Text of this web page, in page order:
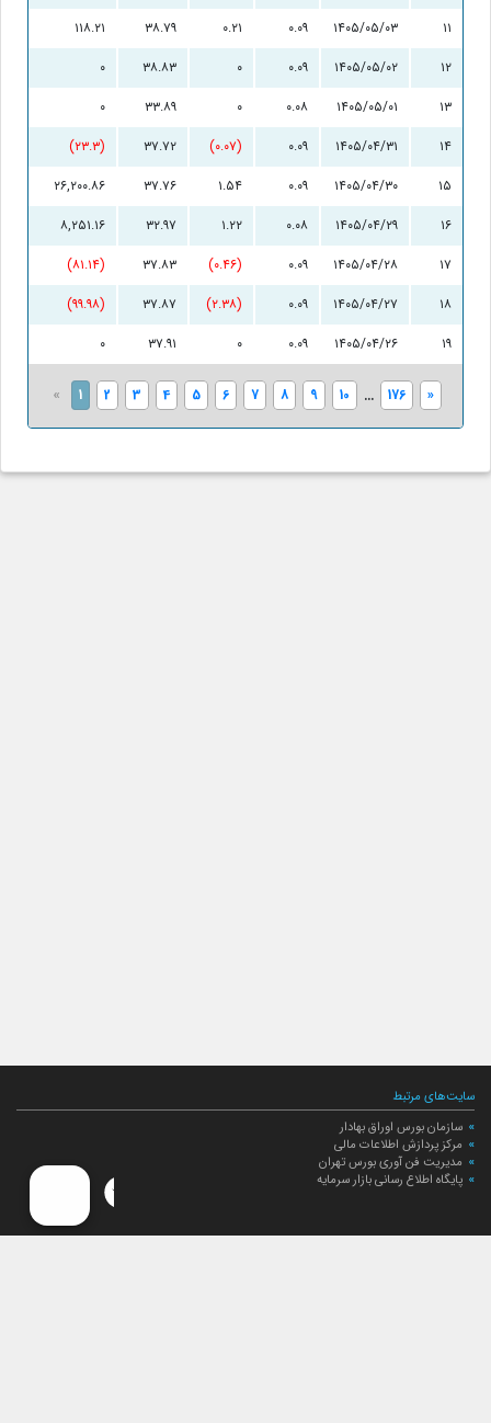
۱۱
۱۴۰۵/۰۵/۰۳ ۰.۰۹ ۰.۲۱ ۳۸.۷۹
۱۱۸.۲۱
۱۲
۱۴۰۵/۰۵/۰۲ ۰.۰۹ ۰ ۳۸.۸۳
۰
۱۳
۱۴۰۵/۰۵/۰۱ ۰.۰۸ ۰ ۳۳.۸۹
۰
۱۴
۱۴۰۵/۰۴/۳۱ ۰.۰۹ (۰.۰۷) ۳۷.۷۲
(۲۳.۳)
۱۵
۱۴۰۵/۰۴/۳۰ ۰.۰۹ ۱.۵۴ ۳۷.۷۶
۲۶,۲۰۰.۸۶
۱۶
۱۴۰۵/۰۴/۲۹ ۰.۰۸ ۱.۲۲ ۳۲.۹۷
۸,۲۵۱.۱۶
۱۷
۱۴۰۵/۰۴/۲۸ ۰.۰۹ (۰.۴۶) ۳۷.۸۳
(۸۱.۱۴)
۱۸
۱۴۰۵/۰۴/۲۷ ۰.۰۹ (۲.۳۸) ۳۷.۸۷
(۹۹.۹۸)
۱۹
۱۴۰۵/۰۴/۲۶ ۰.۰۹ ۰ ۳۷.۹۱ ۰
« 1 2 3 4 5 6 7 8 9 10 ... 176 »
سایت‌های مرتبط
سازمان بورس اوراق بهادار
مرکز پردازش اطلاعات مالی
مدیریت فن آوری بورس تهران
پایگاه اطلاع رسانی بازار سرمایه
ارتباط با صندوق